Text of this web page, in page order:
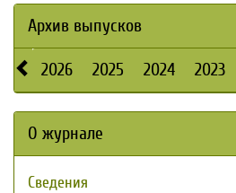
Архив выпусков
2026 2025 2024 2023
О журнале
Сведения